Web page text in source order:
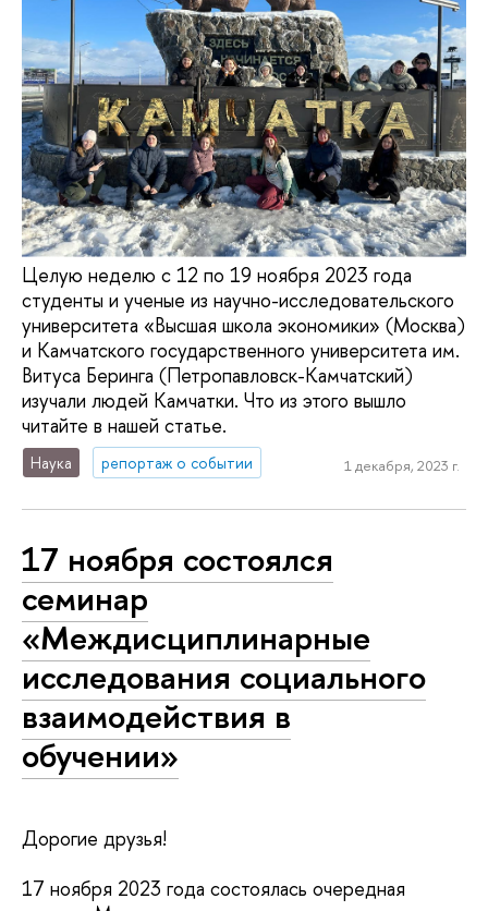
Целую неделю с 12 по 19 ноября 2023 года
студенты и ученые из научно-исследовательского
университета «Высшая школа экономики» (Москва)
и Камчатского государственного университета им.
Витуса Беринга (Петропавловск-Камчатский)
изучали людей Камчатки. Что из этого вышло
читайте в нашей статье.
Наука репортаж о событии 1 декабря, 2023 г.
17 ноября состоялся
семинар
«Междисциплинарные
исследования социального
взаимодействия в
обучении»
Дорогие друзья!
17 ноября 2023 года состоялась очередная